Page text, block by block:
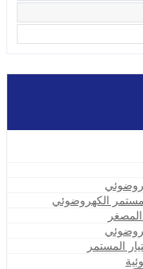
الكهروضوئي
المستمر